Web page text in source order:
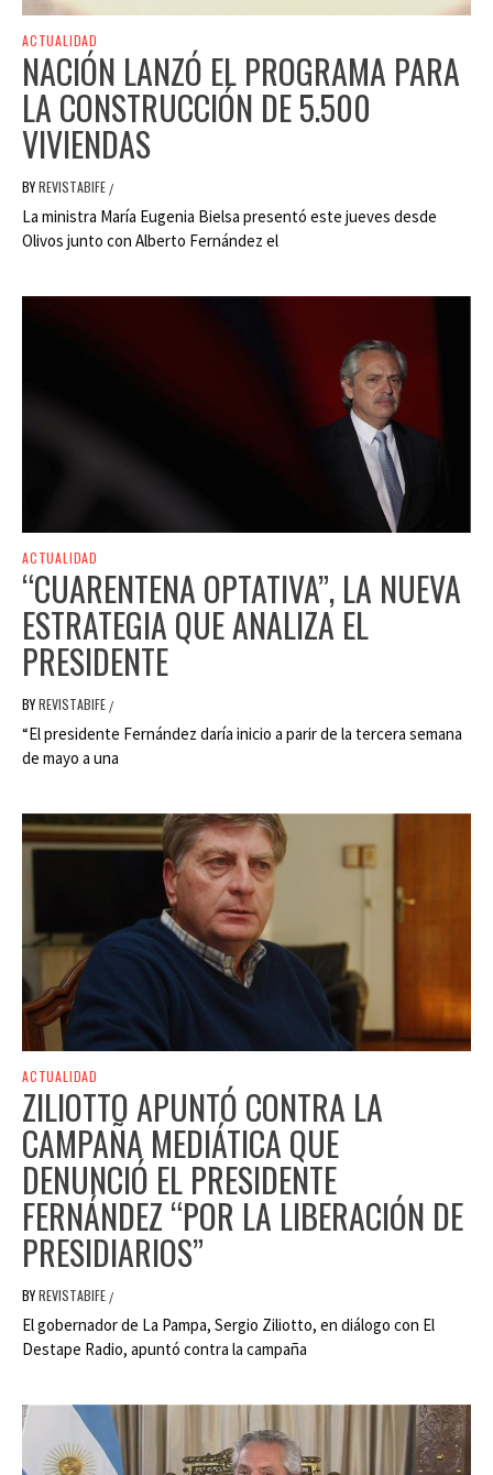
ACTUALIDAD
NACIÓN LANZÓ EL PROGRAMA PARA
LA CONSTRUCCIÓN DE 5.500
VIVIENDAS
BYREVISTABIFE /
La ministra María Eugenia Bielsa presentó este jueves desde
Olivos junto con Alberto Fernández el
ACTUALIDAD
“CUARENTENA OPTATIVA”, LA NUEVA
ESTRATEGIA QUE ANALIZA EL
PRESIDENTE
BYREVISTABIFE /
“El presidente Fernández daría inicio a parir de la tercera semana
de mayo a una
ACTUALIDAD
ZILIOTTO APUNTÓ CONTRA LA
CAMPAÑA MEDIÁTICA QUE
DENUNCIÓ EL PRESIDENTE
FERNÁNDEZ “POR LA LIBERACIÓN DE
PRESIDIARIOS”
BYREVISTABIFE /
El gobernador de La Pampa, Sergio Ziliotto, en diálogo con El
Destape Radio, apuntó contra la campaña